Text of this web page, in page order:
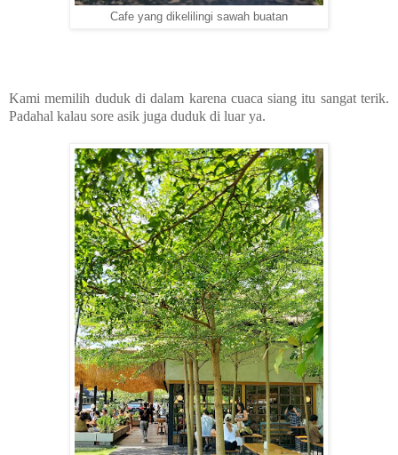
Cafe yang dikelilingi sawah buatan
Kami memilih duduk di dalam karena cuaca siang itu sangat terik.
Padahal kalau sore asik juga duduk di luar ya.